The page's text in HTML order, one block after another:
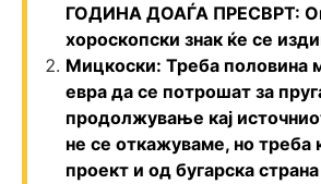
ГОДИНА ДОАЃА ПРЕСВРТ:
хороскопски знак ќе се
Мицкоски: Треба половина
евра да се потрошат за
продолжување кај
не се откажуваме, но треба
проект и од бугарска страна